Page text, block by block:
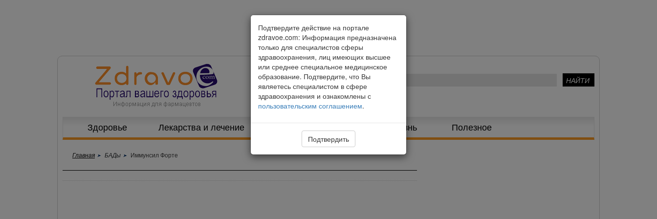
Здоровье Лекарства и лечение Питание и диета Здоровая жизнь Полезное
Главная БАДы Иммунсил Форте
Подтвердите действие на портале
zdravoe.com: Информация предназначена
только для специалистов сферы
здравоохранения, лиц имеющих высшее
или среднее специальное медицинское
образование. Подтвердите, что Вы
являетесь специалистом в сфере
здравоохранения и ознакомлены с
пользовательским соглашением.
Подтвердить